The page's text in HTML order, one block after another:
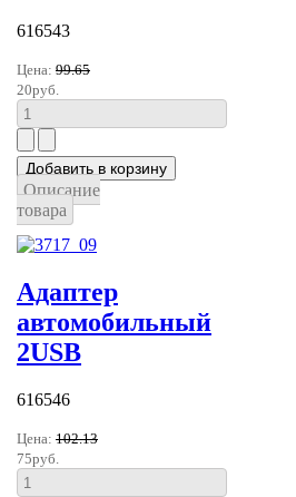
616543
Цена: 99.65
20руб.
Описание
товара
Адаптер
автомобильный
2USB
616546
Цена: 102.13
75руб.